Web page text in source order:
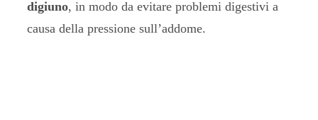
digiuno, in modo da evitare problemi digestivi a
causa della pressione sull’addome.